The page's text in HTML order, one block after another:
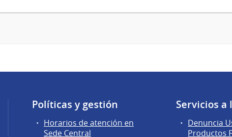
Políticas y gestión
Horarios de atención en
Sede Central
Servicios a
Denuncia
Productos